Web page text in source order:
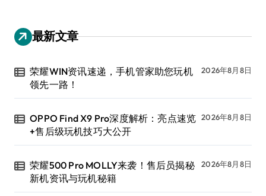
最新文章
荣耀WIN资讯速递，手机管家助您玩机
领先一路！
2026年8月8日
OPPO Find X9 Pro深度解析：亮点速览
+售后级玩机技巧大公开
2026年8月8日
荣耀500 Pro MOLLY来袭！售后员揭秘
新机资讯与玩机秘籍
2026年8月8日